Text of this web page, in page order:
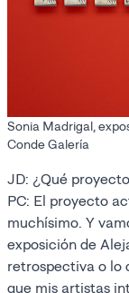
Sonia Madrigal,
Conde Galería
JD: ¿Qué
PC: El proyecto
muchísimo. Y
exposición de
retrospectiva o lo
que mis artistas